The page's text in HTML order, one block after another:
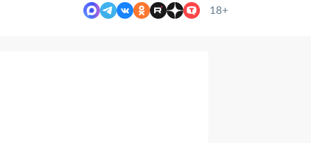
18+